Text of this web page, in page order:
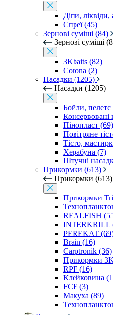
Діпи,
Спреї (45)
Зернові суміші (84)
Зернові суміші
3Kbaits (82)
Corona (2)
Насадки (1205)
Насадки (1205)
Бойли, пелетс
Консервовані
Пінопласт (69)
Повітряне
Тісто,
Херабуна (7)
Штучні
Прикормки (613)
Прикормки (613)
Прикормки
REALFISH
INTERKRILL
PEREKAT (69)
Brain (16)
Carptronik (36)
Прикормки
RPF (16)
Клейковина
FCF (3)
Макуха (89)